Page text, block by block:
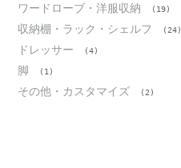
ワードローブ・洋服収納 (19)
収納棚・ラック・シェルフ (24)
ドレッサー (4)
脚 (1)
その他・カスタマイズ (2)